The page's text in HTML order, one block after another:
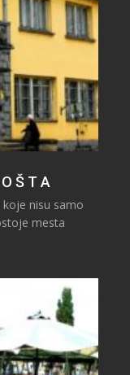
Š T A
nisu samo
mesta